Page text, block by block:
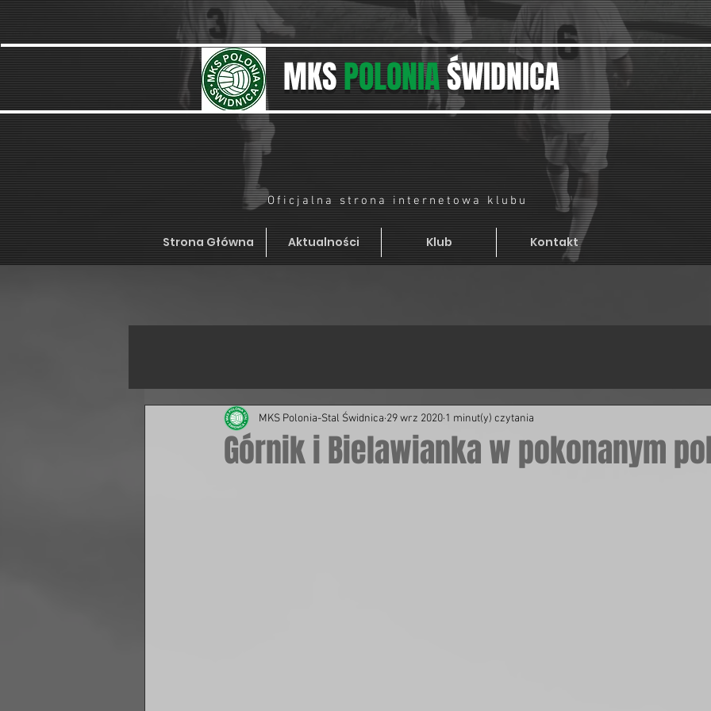
MKSPOLONIAŚWIDNICA
Oficjalna strona internetowa klubu
Strona Główna Aktualności Klub Kontakt
Górnik i Bielawianka w pokonanym
MKS Polonia-Stal Świdnica 29 wrz 2020 1 minut(y) czytania